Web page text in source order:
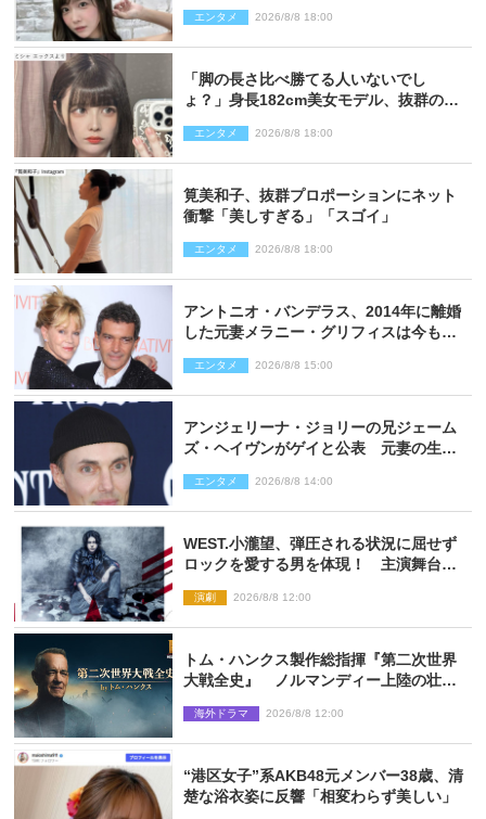
エンタメ 2026/8/8 18:00
「脚の長さ比べ勝てる人いないでし
ょ？」身長182cm美女モデル、抜群のプ
エンタメ 2026/8/8 18:00
筧美和子、抜群プロポーションにネット
衝撃「美しすぎる」「スゴイ」
エンタメ 2026/8/8 18:00
アントニオ・バンデラス、2014年に離婚
した元妻メラニー・グリフィスは今も
エンタメ 2026/8/8 15:00
アンジェリーナ・ジョリーの兄ジェーム
ズ・ヘイヴンがゲイと公表 元妻の生配
エンタメ 2026/8/8 14:00
WEST.小瀧望、弾圧される状況に屈せず
ロックを愛する男を体現！ 主演舞台
演劇 2026/8/8 12:00
トム・ハンクス製作総指揮『第二次世界
大戦全史』 ノルマンディー上陸の壮絶
海外ドラマ 2026/8/8 12:00
“港区女子”系AKB48元メンバー38歳、清
楚な浴衣姿に反響「相変わらず美しい」